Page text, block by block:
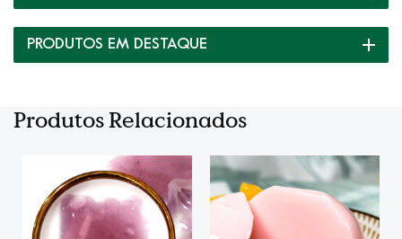
PRODUTOS EM DESTAQUE
Produtos Relacionados